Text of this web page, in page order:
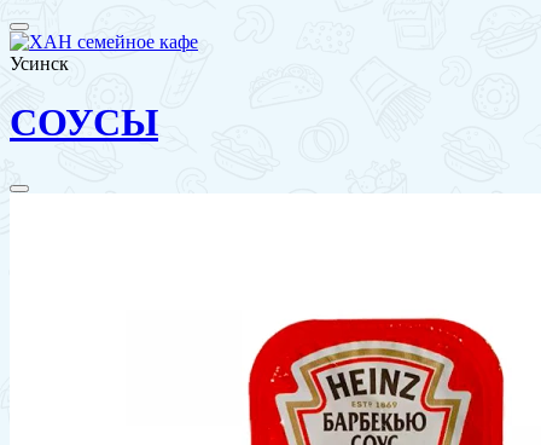
Усинск
СОУСЫ